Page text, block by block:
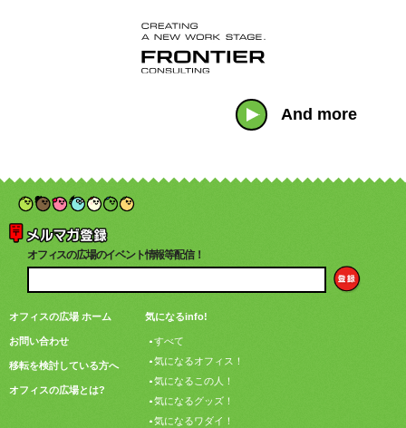
And more
オフィスの広場のイベント情報等配信！
オフィスの広場 ホーム
お問い合わせ
移転を検討している方へ
オフィスの広場とは?
気になるinfo!
すべて
気になるオフィス！
気になるこの人！
気になるグッズ！
気になるワダイ！